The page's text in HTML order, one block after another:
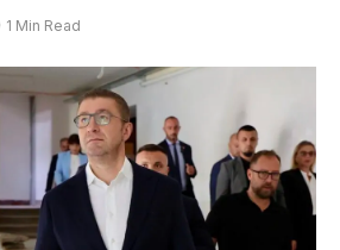
1 Min Read